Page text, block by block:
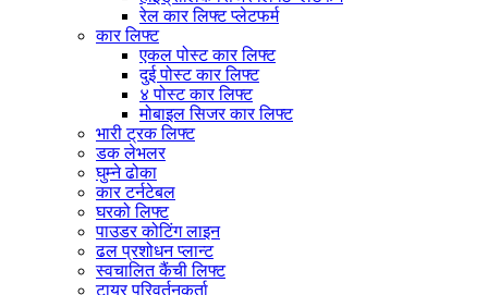
रेल कार लिफ्ट प्लेटफर्म
कार लिफ्ट
एकल पोस्ट कार लिफ्ट
दुई पोस्ट कार लिफ्ट
४ पोस्ट कार लिफ्ट
मोबाइल सिजर कार लिफ्ट
भारी ट्रक लिफ्ट
डक लेभलर
घुम्ने ढोका
कार टर्नटेबल
घरको लिफ्ट
पाउडर कोटिंग लाइन
ढल प्रशोधन प्लान्ट
स्वचालित कैंची लिफ्ट
टायर परिवर्तनकर्ता